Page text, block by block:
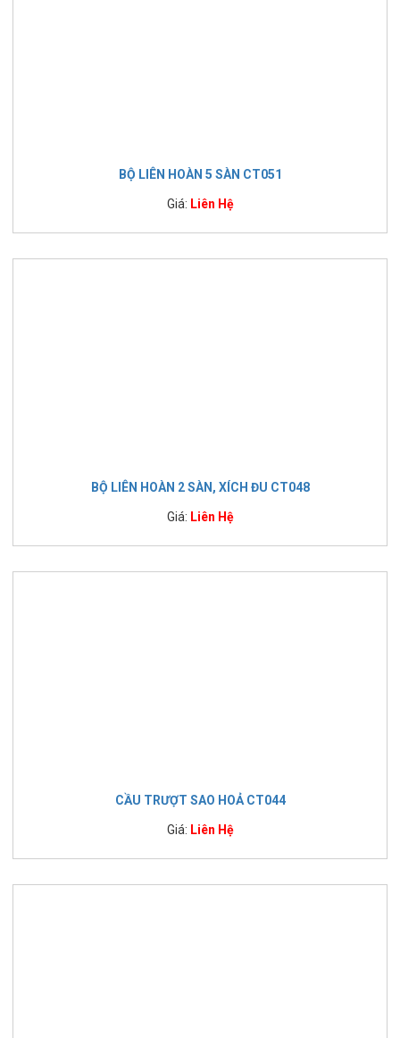
BỘ LIÊN HOÀN 5 SÀN CT051
Giá: Liên Hệ
BỘ LIÊN HOÀN 2 SÀN, XÍCH ĐU CT048
Giá: Liên Hệ
CẦU TRƯỢT SAO HOẢ CT044
Giá: Liên Hệ